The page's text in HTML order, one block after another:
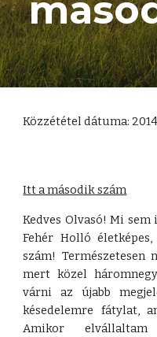
Közzététel dátuma:
Itt a második szám
Kedves Olvasó! Mi
Fehér Holló
szám!
mert közel
várni az újabb
késedelemre fátylat,
Amikor